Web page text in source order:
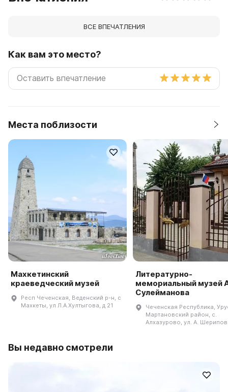
ВСЕ ВПЕЧАТЛЕНИЯ
Как вам это место?
Места поблизости
Махкетинский
краеведческий музей
Респ Чеченская, Веденский р-н, с
Махкеты, ул Л.А.Хултыгова, д 21
Литературно-
мемориальный музей
Сулейманова
Чеченская Республика,
Мартановский район, с.
Алхазурово, ул. А.
Вы недавно смотрели